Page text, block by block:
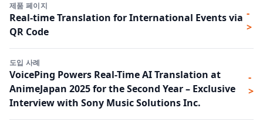
제품 페이지
Real-time Translation for International Events via
QR Code
-
>
도입 사례
VoicePing Powers Real-Time AI Translation at
AnimeJapan 2025 for the Second Year – Exclusive
Interview with Sony Music Solutions Inc.
-
>